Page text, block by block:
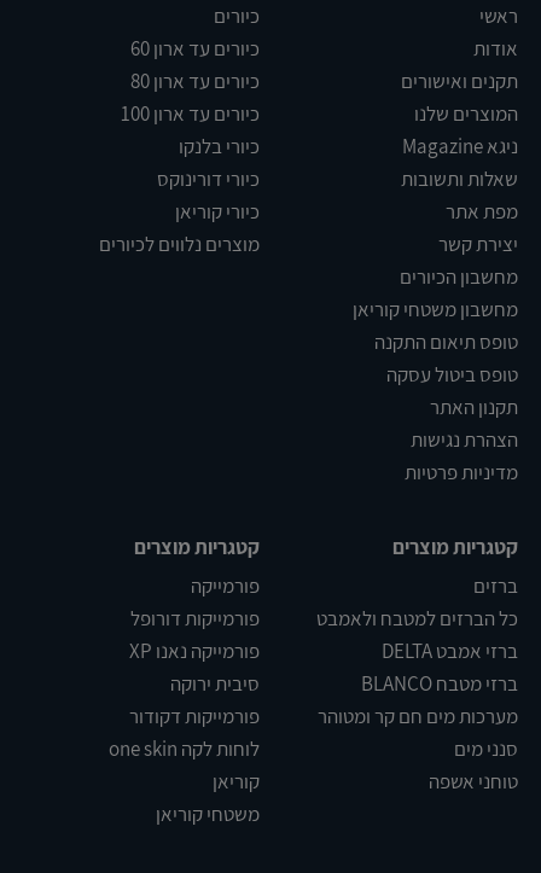
ראשי
אודות
תקנים ואישורים
המוצרים שלנו
ניגא Magazine
שאלות ותשובות
מפת אתר
יצירת קשר
מחשבון הכיורים
מחשבון משטחי קוריאן
טופס תיאום התקנה
טופס ביטול עסקה
תקנון האתר
הצהרת נגישות
מדיניות פרטיות
כיורים
כיורים עד ארון 60
כיורים עד ארון 80
כיורים עד ארון 100
כיורי בלנקו
כיורי דורינוקס
כיורי קוריאן
מוצרים נלווים לכיורים
קטגריות מוצרים
ברזים
כל הברזים למטבח ולאמבט
ברזי אמבט DELTA
ברזי מטבח BLANCO
מערכות מים חם קר ומטוהר
סנני מים
טוחני אשפה
קטגריות מוצרים
פורמייקה
פורמייקות דורופל
פורמייקה נאנו XP
סיבית ירוקה
פורמייקות דקודור
לוחות לקה one skin
קוריאן
משטחי קוריאן